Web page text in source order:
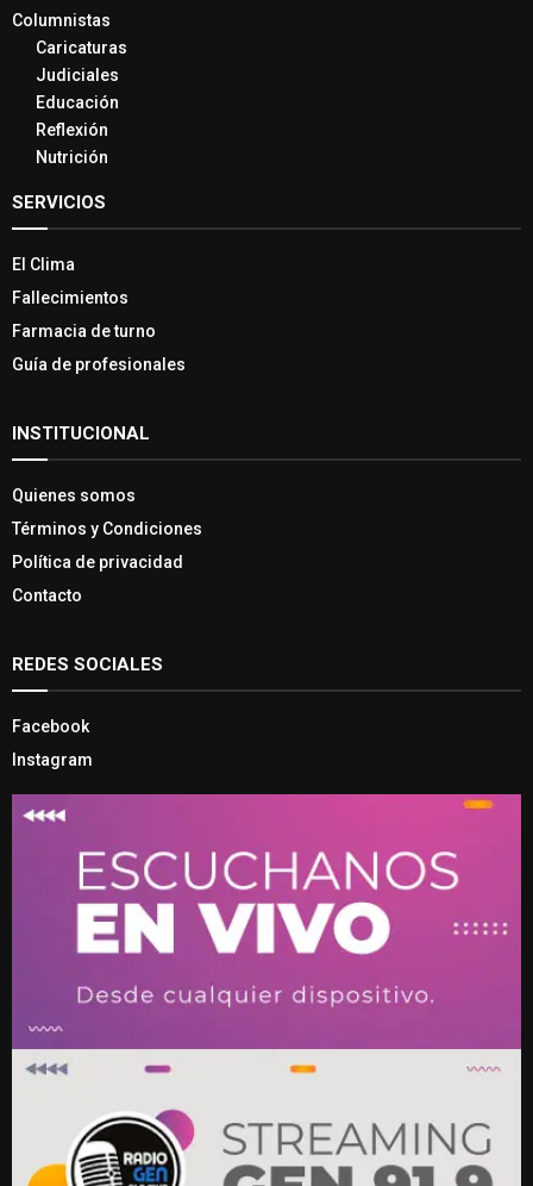
Columnistas
Caricaturas
Judiciales
Educación
Reflexión
Nutrición
SERVICIOS
El Clima
Fallecimientos
Farmacia de turno
Guía de profesionales
INSTITUCIONAL
Quienes somos
Términos y Condiciones
Política de privacidad
Contacto
REDES SOCIALES
Facebook
Instagram